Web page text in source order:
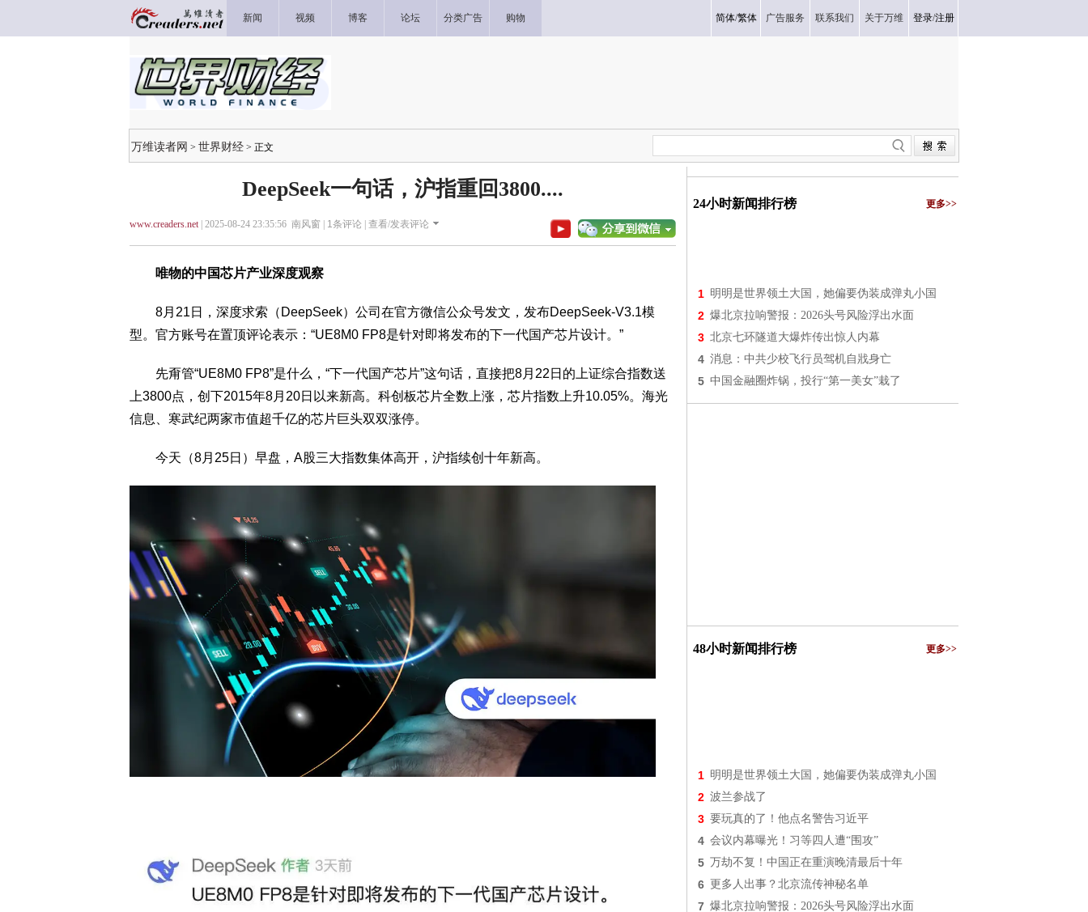
新闻 视频 博客 论坛 分类广告 购物 简体/繁体 广告服务 联系我们 关于万维 登录/注册
万维读者网 > 世界财经 > 正文
DeepSeek一句话，沪指重回3800....
www.creaders.net| 2025-08-24 23:35:56 南风窗 | 1条评论 | 查看/发表评论
唯物的中国芯片产业深度观察
8月21日，深度求索（DeepSeek）公司在官方微信公众号发文，发布DeepSeek-V3.1模
型。官方账号在置顶评论表示：“UE8M0 FP8是针对即将发布的下一代国产芯片设计。”
先甭管“UE8M0 FP8”是什么，“下一代国产芯片”这句话，直接把8月22日的上证综合指数送
上3800点，创下2015年8月20日以来新高。科创板芯片全数上涨，芯片指数上升10.05%。海光
信息、寒武纪两家市值超千亿的芯片巨头双双涨停。
今天（8月25日）早盘，A股三大指数集体高开，沪指续创十年新高。
24小时新闻排行榜 更多>>
1 明明是世界领土大国，她偏要伪装成弹丸小国
2 爆北京拉响警报：2026头号风险浮出水面
3 北京七环隧道大爆炸传出惊人内幕
4 消息：中共少校飞行员驾机自戕身亡
5 中国金融圈炸锅，投行“第一美女”栽了
48小时新闻排行榜 更多>>
1 明明是世界领土大国，她偏要伪装成弹丸小国
2 波兰参战了
3 要玩真的了！他点名警告习近平
4 会议内幕曝光！习等四人遭“围攻”
5 万劫不复！中国正在重演晚清最后十年
6 更多人出事？北京流传神秘名单
7 爆北京拉响警报：2026头号风险浮出水面